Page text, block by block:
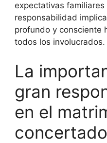
expectativas
responsabilidad
profundo y consciente
todos los involucrados.
La
gran
en el
concertado